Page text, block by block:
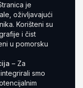
je
oživljavajući
Korišteni su
i čist
u pomorsku
– Za
smo